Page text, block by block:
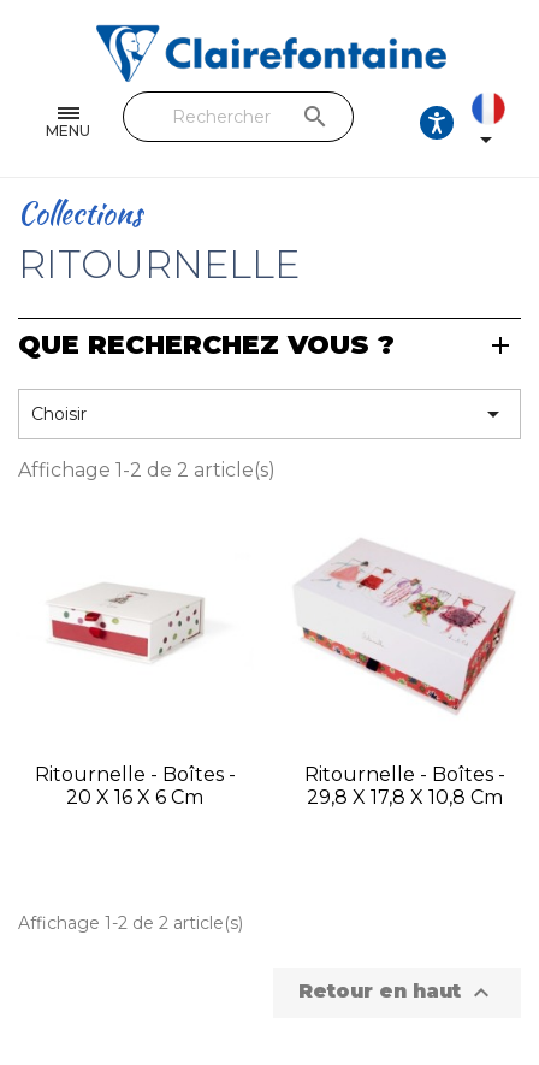
MENU
Feuilles & Copies
Beaux-arts & Dessin
Loisirs créatifs
Cuir & trousses
RETROUVEZ NOS COLLECTIONS
search

Collections
RITOURNELLE
QUE RECHERCHEZ VOUS ?
Choisir 
Affichage 1-2 de 2 article(s)
Ritournelle - Boîtes -
20 X 16 X 6 Cm
Ritournelle - Boîtes -
29,8 X 17,8 X 10,8 Cm
Affichage 1-2 de 2 article(s)
Retour en haut 